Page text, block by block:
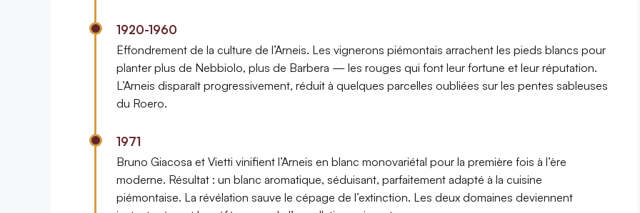
1920-1960
Effondrement de la culture de l’Arneis. Les vignerons piémontais arrachent les pieds blancs pour
planter plus de Nebbiolo, plus de Barbera — les rouges qui font leur fortune et leur réputation.
L’Arneis disparaît progressivement, réduit à quelques parcelles oubliées sur les pentes sableuses
du Roero.
1971
Bruno Giacosa et Vietti vinifient l’Arneis en blanc monovariétal pour la première fois à l’ère
moderne. Résultat : un blanc aromatique, séduisant, parfaitement adapté à la cuisine
piémontaise. La révélation sauve le cépage de l’extinction. Les deux domaines deviennent